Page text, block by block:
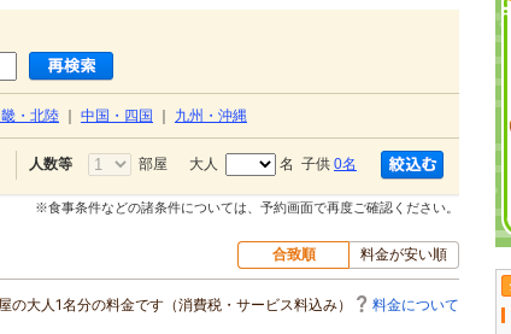
・北陸 中国・四国 九州・沖縄
人数等 部屋 大人 名 子供 0名
※食事条件などの諸条件については、予約画面で再度ご確認ください。
合致順 料金が安い順
の大人1名分の料金です（消費税・サービス料込み） 料金について